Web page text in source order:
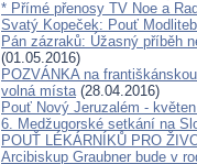
* Přímé přenosy TV Noe a
Svatý Kopeček: Pouť
Pán zázraků: Úžasný příběh
(01.05.2016)
POZVÁNKA na
volná místa(28.04.2016)
Pouť Nový Jeruzalém -
6. Medžugorské setkání na
POUŤ LÉKÁRNÍKŮ PRO
Arcibiskup Graubner bude v